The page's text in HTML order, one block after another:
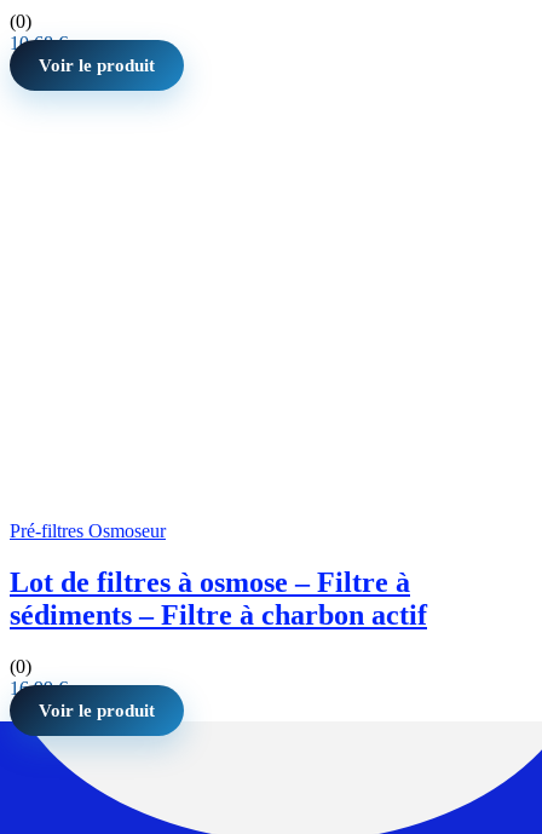
(0)
10,68€
Voir le produit
Pré-filtres Osmoseur
Lot de filtres à osmose – Filtre à
sédiments – Filtre à charbon actif
(0)
16,99€
Voir le produit